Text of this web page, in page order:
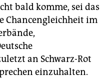
bald komme, sei das
Chancengleichheit im
an Schwarz-Rot
einzuhalten.